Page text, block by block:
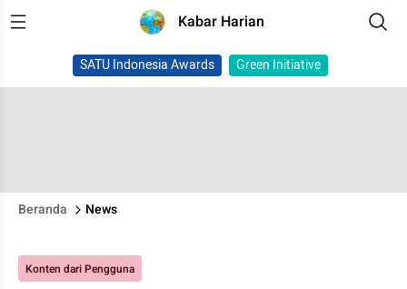
Kabar Harian
SATU Indonesia Awards Green Initiative
Beranda News
Konten dari Pengguna